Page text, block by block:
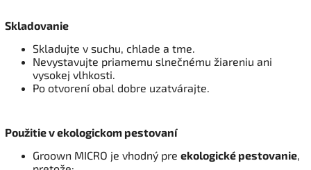
Skladovanie
Skladujte v suchu, chlade a tme.
Nevystavujte priamemu slnečnému žiareniu ani
vysokej vlhkosti.
Po otvorení obal dobre uzatvárajte.
Použitie v ekologickom pestovaní
Groown MICRO je vhodný pre ekologické pestovanie,